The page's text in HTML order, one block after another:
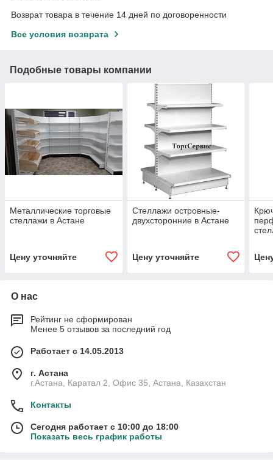
Возврат товара в течение 14 дней по договоренности
Все условия возврата
Подобные товары компании
Металлические торговые
стеллажи в Астане
Цену уточняйте
Стеллажи островные-
двухсторонние в Астане
Цену уточняйте
О нас
Рейтинг не сформирован
Менее 5 отзывов за последний год
Работает с 14.05.2013
г. Астана
г.Астана, Каратал 2, Офис 35, Астана, Казахстан
Контакты
Сегодня работает с 10:00 до 18:00
Показать весь график работы